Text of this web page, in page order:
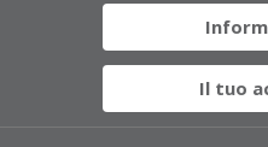
Il tuo